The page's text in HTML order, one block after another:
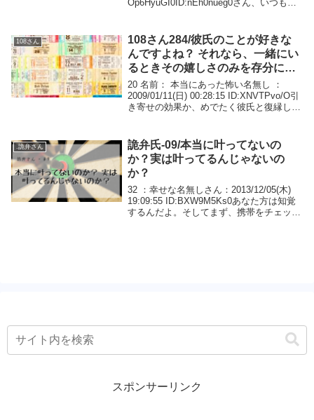
Op6HyuGI0ID:nEh0nueg0さん、いつもあ
願っていた恋愛が...
108さん
108さん284/彼氏のことが好きな
んですよね？ それなら、一緒にい
るときその嬉しさのみを存分に感
じてください。
20 名前： 本当にあった怖い名無し ：
2009/01/11(日) 00:28:15 ID:XNVTPvo/O引
き寄せの効果か、めでたく彼氏と復縁して
り不満だったり...
.詭弁さん
詭弁氏-09/本当に叶ってないの
か？実は叶ってるんじゃないの
か？
32 ：幸せな名無しさん：2013/12/05(木)
19:09:55 ID:BXW9M5Ks0あなた方は知覚
するんだよ。そしてまず、携帯をチェック
スポンサーリンク